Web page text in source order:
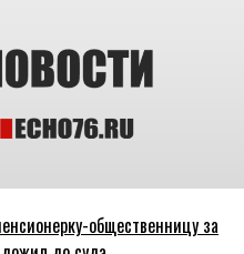
общественницу за